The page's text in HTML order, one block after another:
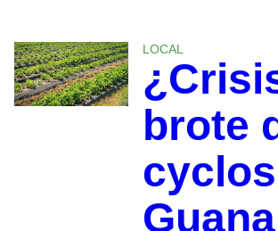
LOCAL
brote